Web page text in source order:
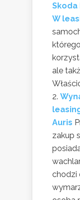
Skoda
W
ale
Auris
zakup
chodzi